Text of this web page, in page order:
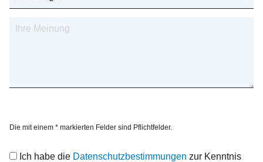
Die mit einem * markierten Felder sind Pflichtfelder.
Ich habe die Datenschutzbestimmungen zur Kenntnis